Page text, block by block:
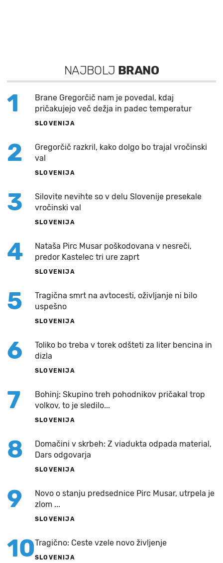
NAJBOLJ BRANO
1
Brane Gregorčič nam je povedal, kdaj
pričakujejo več dežja in padec temperatur
SLOVENIJA
2
Gregorčič razkril, kako dolgo bo trajal vročinski
val
SLOVENIJA
3
Silovite nevihte so v delu Slovenije presekale
vročinski val
SLOVENIJA
4
Nataša Pirc Musar poškodovana v nesreči,
predor Kastelec tri ure zaprt
SLOVENIJA
5
Tragična smrt na avtocesti, oživljanje ni bilo
uspešno
SLOVENIJA
6
Toliko bo treba v torek odšteti za liter bencina in
dizla
SLOVENIJA
7
Bohinj: Skupino treh pohodnikov pričakal trop
volkov, to je sledilo...
SLOVENIJA
8
Domačini v skrbeh: Z viadukta odpada material,
Dars odgovarja
SLOVENIJA
9
Novo o stanju predsednice Pirc Musar, utrpela je
zlom ...
SLOVENIJA
10Tragično: Ceste vzele novo življenje
SLOVENIJA